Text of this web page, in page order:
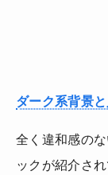
ダーク系背景
全く違和感の
ックが紹介され